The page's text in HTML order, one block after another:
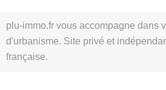
plu-immo.fr vous accompagne dans
d'urbanisme. Site privé et
française.
au
contenu